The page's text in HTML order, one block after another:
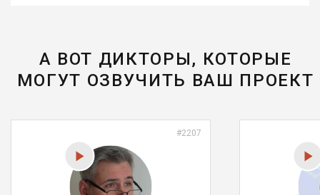
А ВОТ ДИКТОРЫ, КОТОРЫЕ
МОГУТ ОЗВУЧИТЬ ВАШ ПРОЕКТ
#2207